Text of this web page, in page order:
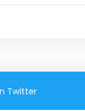
Twitter